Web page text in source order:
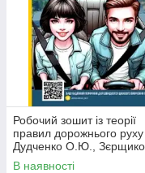
Робочий зошит із теорії
правил дорожнього руху
Дудченко О.Ю.,
О.В.
В наявності